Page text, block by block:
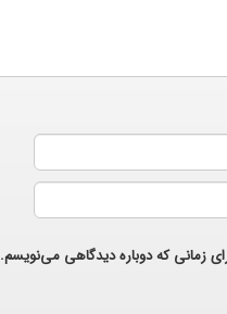
زمانی که دوباره دیدگاهی می‌نویسم.